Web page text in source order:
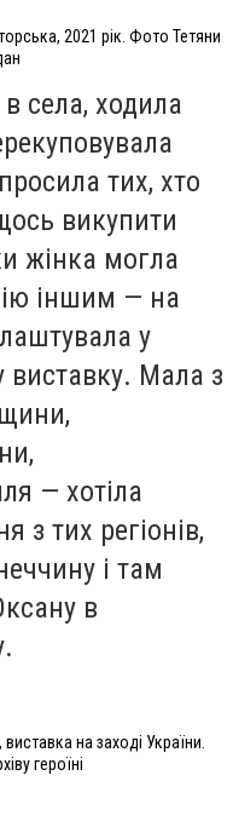
2021 рік. Фото Тетяни
села, ходила
тих, хто
викупити
жінка могла
іншим — на
у
виставку. Мала з
— хотіла
з тих регіонів,
і там
в
на заході України.
героїні